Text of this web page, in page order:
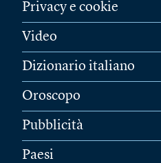
Privacy e cookie
Video
Dizionario italiano
Oroscopo
Pubblicità
Paesi